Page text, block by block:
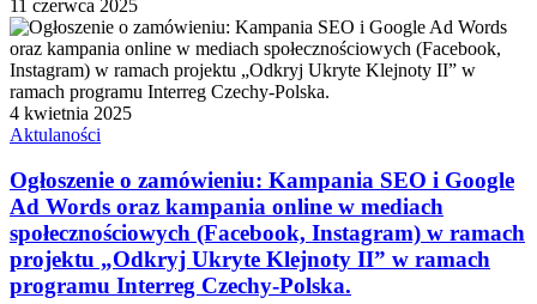
11 czerwca 2025
4 kwietnia 2025
Aktulaności
Ogłoszenie o zamówieniu: Kampania SEO i Google
Ad Words oraz kampania online w mediach
społecznościowych (Facebook, Instagram) w ramach
projektu „Odkryj Ukryte Klejnoty II” w ramach
programu Interreg Czechy-Polska.